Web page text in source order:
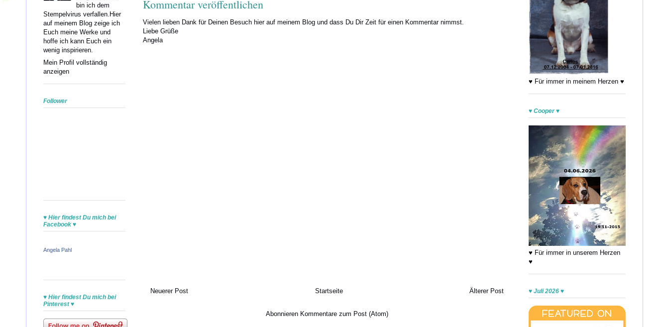
Kommentar veröffentlichen
Vielen lieben Dank für Deinen Besuch hier auf meinem Blog und dass Du Dir Zeit für einen Kommentar nimmst.
Liebe Grüße
Angela
Neuerer Post Älterer Post
Startseite
Abonnieren Kommentare zum Post (Atom)
bin ich dem
Stempelvirus verfallen.Hier
auf meinem Blog zeige ich
Euch meine Werke und
hoffe ich kann Euch ein
wenig inspirieren.
Mein Profil vollständig
anzeigen
Follower
♥ Hier findest Du mich bei
Facebook ♥
Angela Pahl
♥ Hier findest Du mich bei
Pinterest ♥
♥ Für immer in meinem Herzen ♥
♥ Cooper ♥
♥ Für immer in unserem Herzen
♥
♥ Juli 2026 ♥